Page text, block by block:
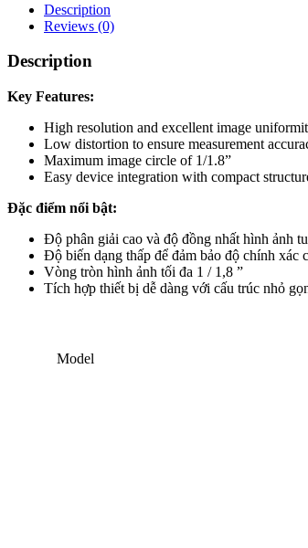
Description
Reviews (0)
Description
Key Features:
High resolution and excellent image
Low distortion to ensure measurement
Maximum image circle of 1/1.8”
Easy device integration with compact
Đặc điểm nổi bật:
Độ phân giải cao và độ đồng nhất hình ảnh
Độ biến dạng thấp để đảm bảo độ chính xác
Vòng tròn hình ảnh tối đa 1 / 1,8 ”
Tích hợp thiết bị dễ dàng với cấu trúc nhỏ
Model